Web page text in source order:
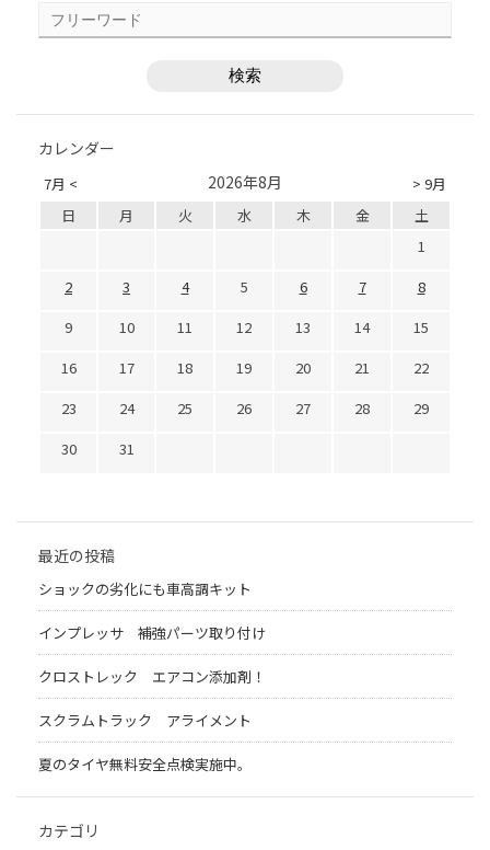
カレンダー
7月 < > 9月
2026年8月
日 月 火 水 木 金
土
1
2
3 4 5 6 7
8
9
10 11 12 13 14
15
16
17 18 19 20 21
22
23
24 25 26 27 28
29
30
31
最近の投稿
ショックの劣化にも車高調キット
インプレッサ 補強パーツ取り付け
クロストレック エアコン添加剤！
スクラムトラック アライメント
夏のタイヤ無料安全点検実施中。
カテゴリ